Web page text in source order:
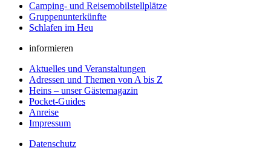
Camping- und Reisemobilstellplätze
Gruppenunterkünfte
Schlafen im Heu
informieren
Aktuelles und Veranstaltungen
Adressen und Themen von A bis Z
Heins – unser Gästemagazin
Pocket-Guides
Anreise
Impressum
Datenschutz